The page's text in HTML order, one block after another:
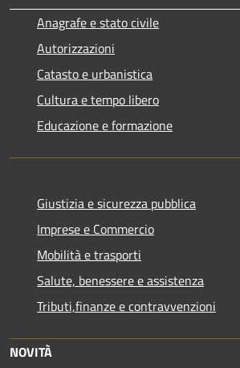
Anagrafe e stato civile
Autorizzazioni
Catasto e urbanistica
Cultura e tempo libero
Educazione e formazione
Giustizia e sicurezza pubblica
Imprese e Commercio
Mobilità e trasporti
Salute, benessere e assistenza
Tributi,finanze e contravvenzioni
NOVITÀ